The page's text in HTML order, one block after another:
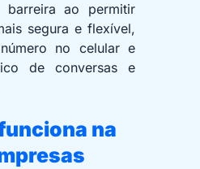
barreira ao permitir
segura e flexível,
no celular e
de conversas e
na